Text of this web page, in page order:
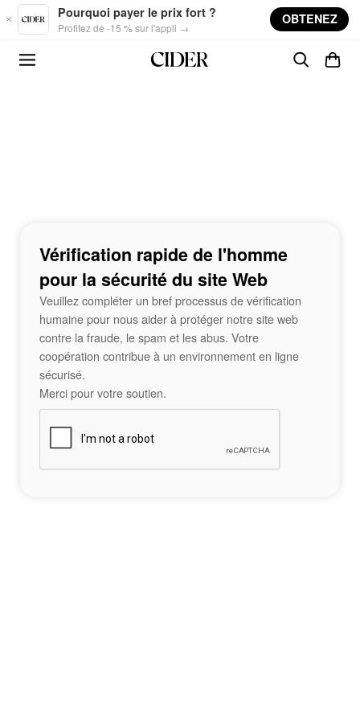
Skip to main content
Pourquoi payer le prix fort ?
Profitez de -15 % sur l'appli →
OBTENEZ
Vérification rapide de l'homme
pour la sécurité du site Web
Veuillez compléter un bref processus de vérification
humaine pour nous aider à protéger notre site web
contre la fraude, le spam et les abus. Votre
coopération contribue à un environnement en ligne
sécurisé.
Merci pour votre soutien.